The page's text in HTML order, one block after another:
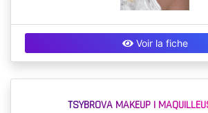
Voir la fiche
TSYBROVA MAKEUP |